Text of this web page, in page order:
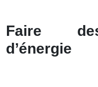
Faire
d’énergie